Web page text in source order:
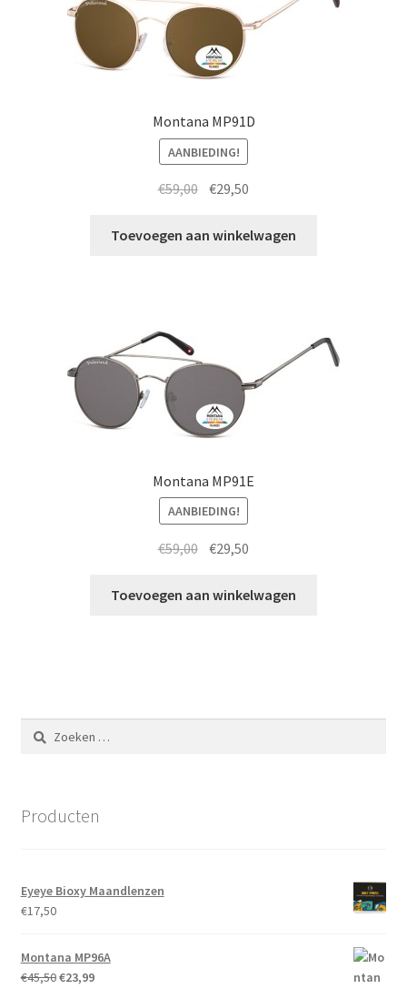
Montana MP91D
AANBIEDING!
€59,00 Oorspronkelijke
was:
€29,50
is:
Toevoegen aan winkelwagen
Montana MP91E
AANBIEDING!
€59,00 Oorspronkelijke
was:
€29,50
is:
Toevoegen aan winkelwagen
Zoeken
naar:
Producten
Eyeye Bioxy Maandlenzen
€17,50
Montana MP96A
€45,50Oorspronkelijke
€23,99Huidige